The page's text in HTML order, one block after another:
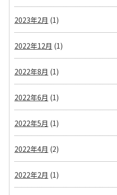
2023年2月 (1)
2022年12月 (1)
2022年8月 (1)
2022年6月 (1)
2022年5月 (1)
2022年4月 (2)
2022年2月 (1)